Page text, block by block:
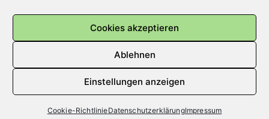
Cookies akzeptieren
Ablehnen
Einstellungen anzeigen
Cookie-RichtlinieDatenschutzerklärungImpressum